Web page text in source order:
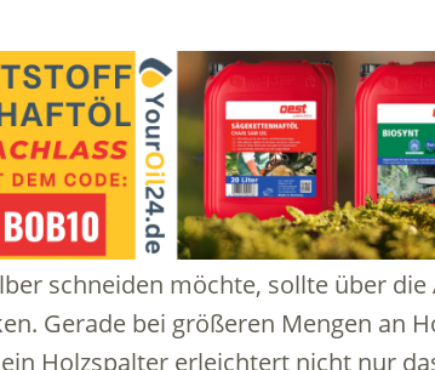
schneiden möchte, sollte über
Gerade bei größeren Mengen an
Holzspalter erleichtert nicht nur